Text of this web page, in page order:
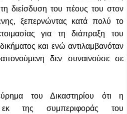
διείσδυση του πέους του στον
ξεπερνώντας κατά πολύ το
για τη διάπραξη του
και ενώ αντιλαμβανόταν
δεν συναινούσε σε
του Δικαστηρίου ότι η
της συμπεριφοράς του